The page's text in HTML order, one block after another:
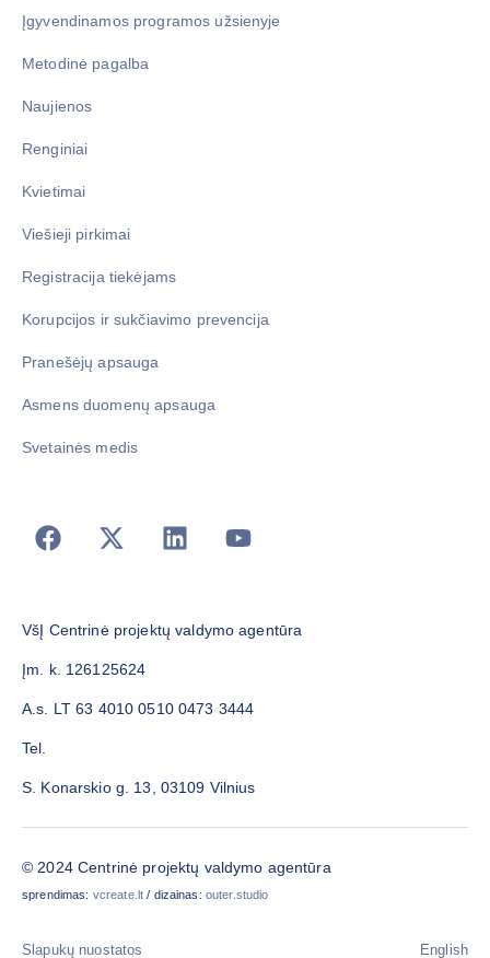
Įgyvendinamos programos užsienyje
Metodinė pagalba
Naujienos
Renginiai
Kvietimai
Viešieji pirkimai
Registracija tiekėjams
Korupcijos ir sukčiavimo prevencija
Pranešėjų apsauga
Asmens duomenų apsauga
Svetainės medis
VšĮ Centrinė projektų valdymo agentūra
Įm. k. 126125624
A.s. LT 63 4010 0510 0473 3444
Tel.
S. Konarskio g. 13, 03109 Vilnius
© 2024 Centrinė projektų valdymo agentūra
sprendimas: vcreate.lt / dizainas: outer.studio
Slapukų nuostatos English